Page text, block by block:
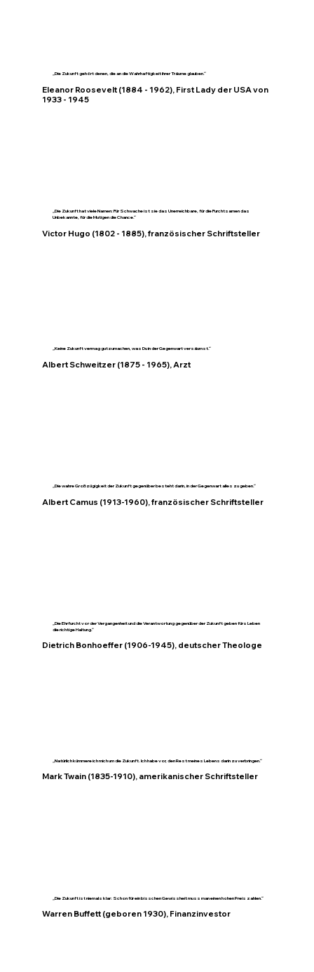
„Die Zukunft gehört denen, die an die Wahrhaftigkeit ihrer Träume glauben.“
Eleanor Roosevelt (1884 - 1962), First Lady der USA von
1933 - 1945
„Die Zukunft hat viele Namen: Für Schwache ist sie das Unerreichbare, für die Furchtsamen das
Unbekannte, für die Mutigen die Chance.“
Victor Hugo (1802 - 1885), französischer Schriftsteller
„Keine Zukunft vermag gutzumachen, was Du in der Gegenwart versäumst.“
Albert Schweitzer (1875 - 1965), Arzt
„Die wahre Großzügigkeit der Zukunft gegenüber besteht darin, in der Gegenwart alles zu geben.“
Albert Camus (1913-1960), französischer Schriftsteller
„Die Ehrfurcht vor der Vergangenheit und die Verantwortung gegenüber der Zukunft geben fürs Leben
die richtige Haltung.“
Dietrich Bonhoeffer (1906-1945), deutscher Theologe
„Natürlich kümmere ich mich um die Zukunft. Ich habe vor, den Rest meines Lebens darin zu verbringen.“
Mark Twain (1835-1910), amerikanischer Schriftsteller
„Die Zukunft ist niemals klar: Schon für ein bisschen Gewissheit muss man einen hohen Preis zahlen.“
Warren Buffett (geboren 1930), Finanzinvestor